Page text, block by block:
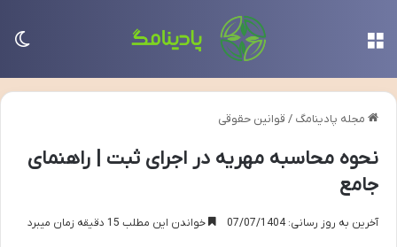
مجله پادینامگ / قوانین حقوقی
نحوه محاسبه مهریه در اجرای ثبت | راهنمای
جامع
آخرین به روز رسانی: 07/07/1404 خواندن این مطلب 15 دقیقه زمان میبرد